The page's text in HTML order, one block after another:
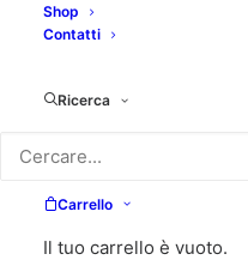
Shop
Contatti
Ricerca
Carrello
Il tuo carrello è vuoto.